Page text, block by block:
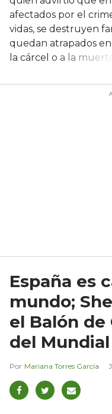
afectados por el
vidas, se destruyen
quedan atrapados
la cárcel o a la
España es
mundo;
el Balón de
del
Mariana Torres García